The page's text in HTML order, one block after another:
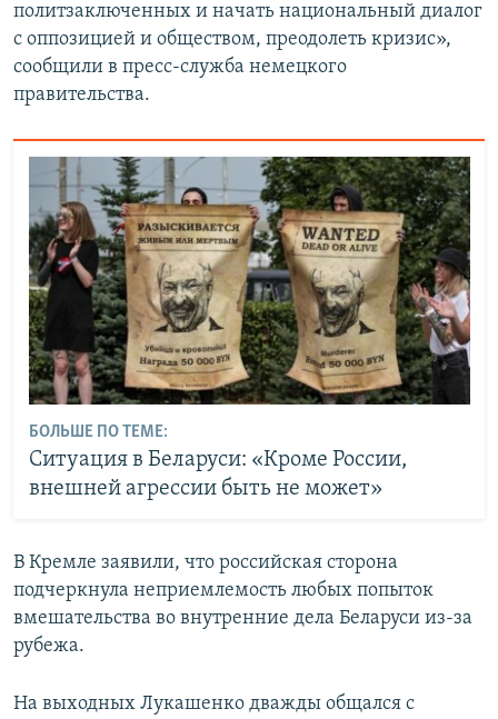
политзаключенных и начать национальный диалог
с оппозицией и обществом, преодолеть кризис»,
сообщили в пресс-служба немецкого
правительства.
БОЛЬШЕ ПО ТЕМЕ:
Ситуация в Беларуси: «Кроме России,
внешней агрессии быть не может»
В Кремле заявили, что российская сторона
подчеркнула неприемлемость любых попыток
вмешательства во внутренние дела Беларуси из-за
рубежа.
На выходных Лукашенко дважды общался с